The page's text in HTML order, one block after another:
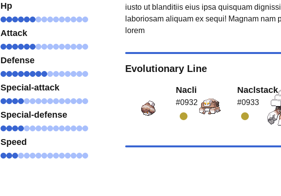
Hp
Attack
Defense
Special-attack
Special-defense
Speed
iusto ut blanditiis eius ipsa quisquam
laboriosam aliquam ex sequi! Magnam nam
lorem
Evolutionary Line
Nacli
#0932
Naclstack
#0933